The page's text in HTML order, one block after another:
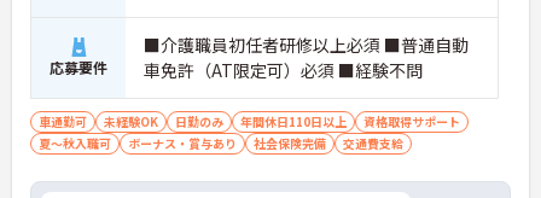
応募要件
■介護職員初任者研修以上必須 ■普通自動
車免許（AT限定可）必須 ■経験不問
車通勤可 未経験OK 日勤のみ 年間休日110日以上
資格取得サポート
夏～秋入職可
ボーナス・賞与あり 社会保険完備 交通費支給